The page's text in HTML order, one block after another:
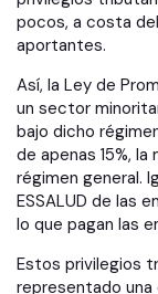
pocos, a costa
aportantes.
Así, la Ley de
un sector
bajo dicho
de apenas 15%,
régimen general.
ESSALUD de las
lo que pagan las
Estos privilegios
representado una